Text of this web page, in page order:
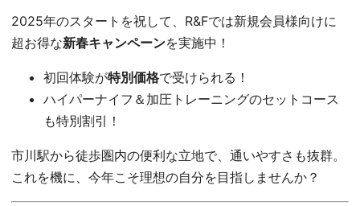
2025年のスタートを祝して、R&Fでは新規会員様向けに
超お得な新春キャンペーンを実施中！
初回体験が特別価格で受けられる！
ハイパーナイフ＆加圧トレーニングのセットコース
も特別割引！
市川駅から徒歩圏内の便利な立地で、通いやすさも抜群。
これを機に、今年こそ理想の自分を目指しませんか？